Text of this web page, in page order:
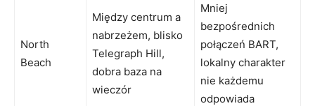
North
Beach
Między centrum a
nabrzeżem, blisko
Telegraph Hill,
dobra baza na
wieczór
Mniej
bezpośrednich
połączeń BART,
lokalny charakter
nie każdemu
odpowiada